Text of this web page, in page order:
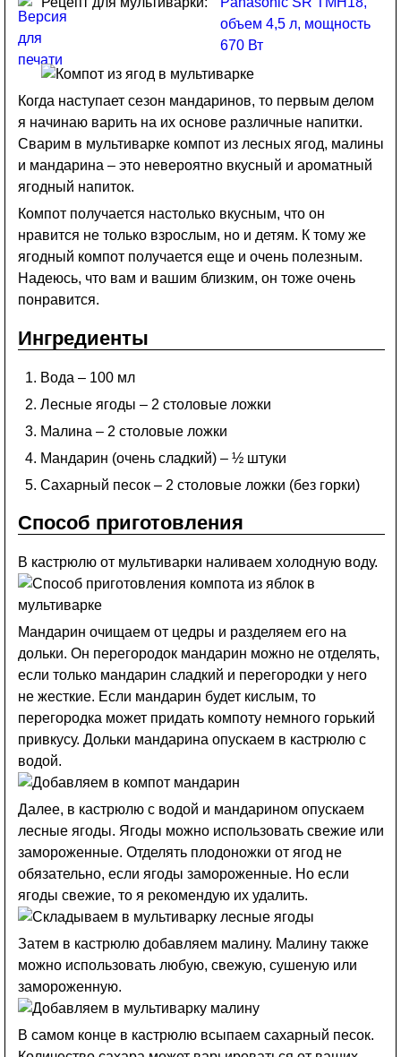
объем 4,5 л, мощность
670 Вт
Когда наступает сезон мандаринов, то первым делом
я начинаю варить на их основе различные напитки.
Сварим в мультиварке компот из лесных ягод, малины
и мандарина – это невероятно вкусный и ароматный
ягодный напиток.
Компот получается настолько вкусным, что он
нравится не только взрослым, но и детям. К тому же
ягодный компот получается еще и очень полезным.
Надеюсь, что вам и вашим близким, он тоже очень
понравится.
Ингредиенты
Вода – 100 мл
Лесные ягоды – 2 столовые ложки
Малина – 2 столовые ложки
Мандарин (очень сладкий) – ½ штуки
Сахарный песок – 2 столовые ложки (без горки)
Способ приготовления
В кастрюлю от мультиварки наливаем холодную воду.
Мандарин очищаем от цедры и разделяем его на
дольки. Он перегородок мандарин можно не отделять,
если только мандарин сладкий и перегородки у него
не жесткие. Если мандарин будет кислым, то
перегородка может придать компоту немного горький
привкусу. Дольки мандарина опускаем в кастрюлю с
водой.
Далее, в кастрюлю с водой и мандарином опускаем
лесные ягоды. Ягоды можно использовать свежие или
замороженные. Отделять плодоножки от ягод не
обязательно, если ягоды замороженные. Но если
ягоды свежие, то я рекомендую их удалить.
Затем в кастрюлю добавляем малину. Малину также
можно использовать любую, свежую, сушеную или
замороженную.
В самом конце в кастрюлю всыпаем сахарный песок.